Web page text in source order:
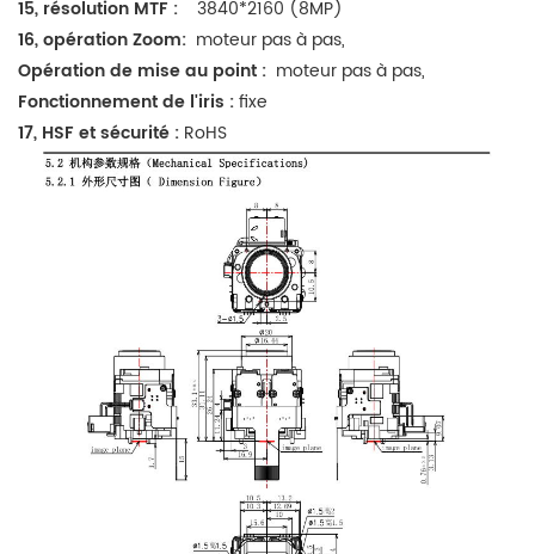
15, résolution MTF :
3840*2160 (8MP)
16, opération Zoom: moteur pas à pas,
Opération de mise au point : moteur pas à pas,
Fonctionnement de l'iris :fixe
17, HSF et sécurité : RoHS